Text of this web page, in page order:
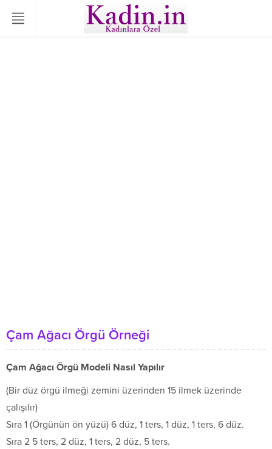
Çam Ağacı Örgü Örneği
Çam Ağacı Örgü Modeli Nasıl Yapılır
(Bir düz örgü ilmeği zemini üzerinden 15 ilmek üzerinde
çalışılır)
Sıra 1 (Örgünün ön yüzü) 6 düz, 1 ters, 1 düz, 1 ters, 6 düz.
Sıra 2 5 ters, 2 düz, 1 ters, 2 düz, 5 ters.